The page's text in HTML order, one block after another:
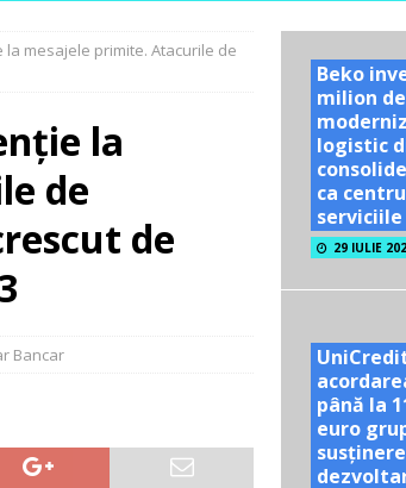
unor vizite educaționale pentru tineri și studenți la
se dublează în S1 2026; peste 40% dintre companiile mari
la mesajele primite. Atacurile de
la
de
de
Bancar
Beko
milion
logistic
ca
29 IULIE
până la
euro